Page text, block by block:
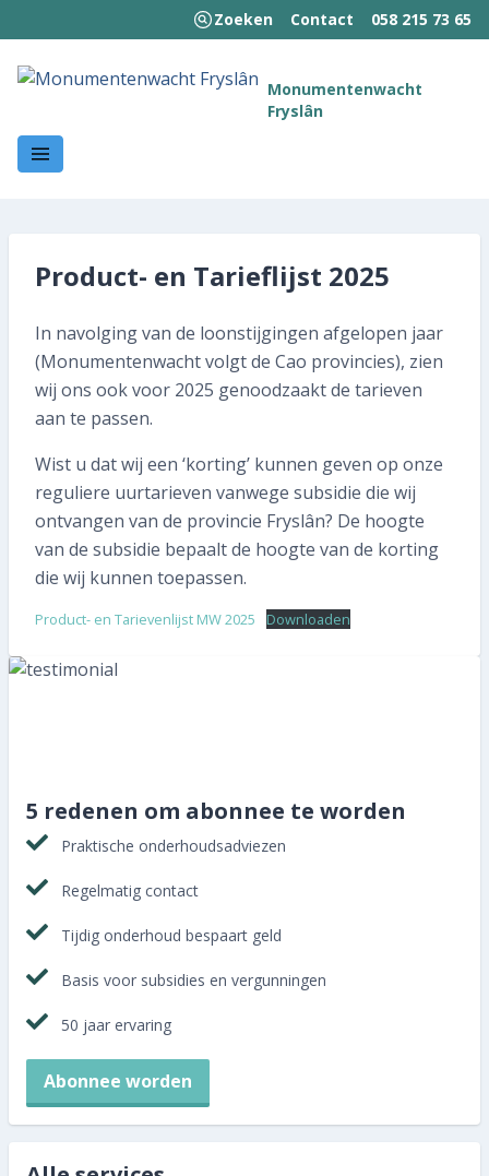
Zoeken Contact 058 215 73 65
Monumentenwacht
Fryslân
Product- en Tarieflijst 2025
In navolging van de loonstijgingen afgelopen jaar
(Monumentenwacht volgt de Cao provincies), zien
wij ons ook voor 2025 genoodzaakt de tarieven
aan te passen.
Wist u dat wij een ‘korting’ kunnen geven op onze
reguliere uurtarieven vanwege subsidie die wij
ontvangen van de provincie Fryslân? De hoogte
van de subsidie bepaalt de hoogte van de korting
die wij kunnen toepassen.
Product- en Tarievenlijst MW 2025 Downloaden
5 redenen om abonnee te worden
Praktische onderhoudsadviezen
Regelmatig contact
Tijdig onderhoud bespaart geld
Basis voor subsidies en vergunningen
50 jaar ervaring
Abonnee worden
Hoe wij werken
Kennisbank
Nieuws en publicaties
058 215 73 65
SNEL REGELEN
Volgende inspectie plannen
Aan- of verkoopinspectie plannen
Veelgestelde vragen
Aanmelden nieuwsbrief
Abonnee worden